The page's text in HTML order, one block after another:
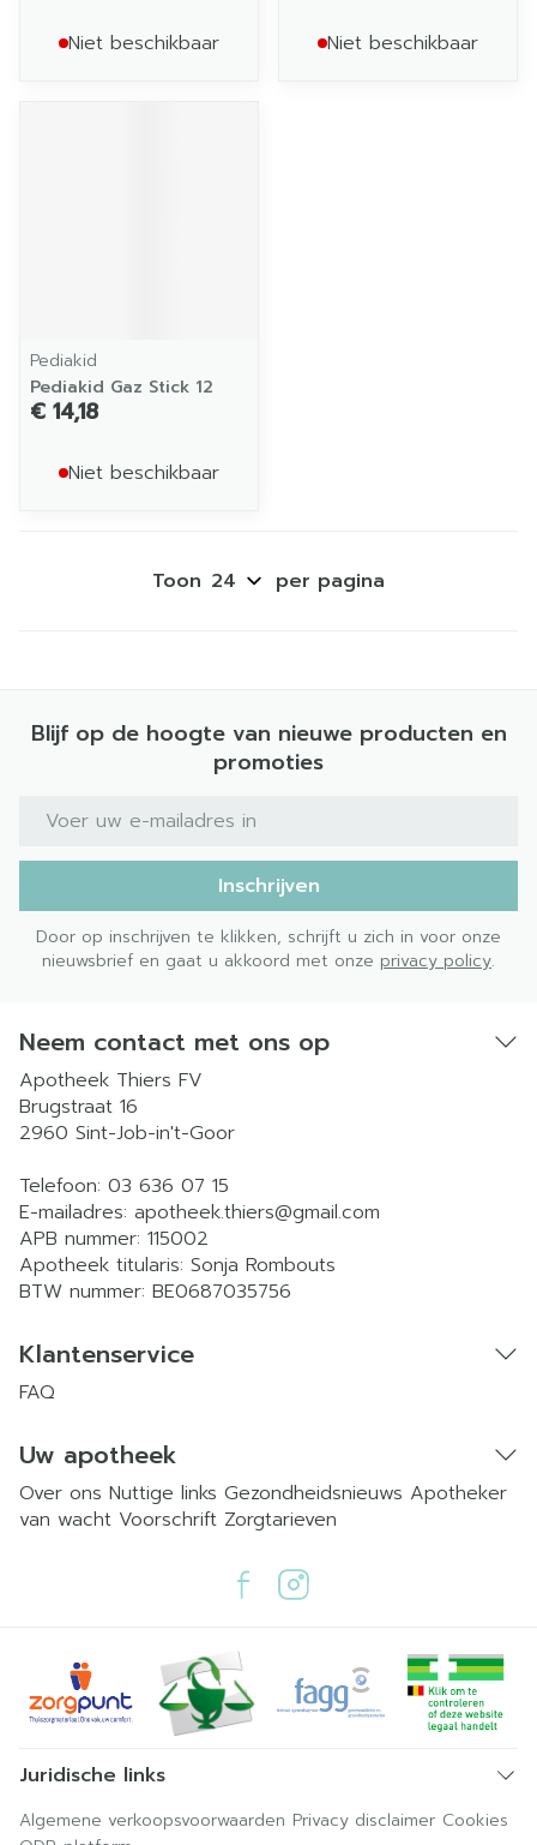
Niet beschikbaar Niet beschikbaar
Pediakid
Pediakid Gaz Stick 12
€ 14,18
Niet beschikbaar
Toon per pagina
Blijf op de hoogte van nieuwe producten en
promoties
E-mail adres
Inschrijven
Door op inschrijven te klikken, schrijft u zich in voor onze
nieuwsbrief en gaat u akkoord met onze privacy policy.
Neem contact met ons op
Apotheek Thiers FV
Brugstraat 16
2960 Sint-Job-in't-Goor
Telefoon: 03 636 07 15
E-mailadres: apotheek.thiers@gmail.com
APB nummer: 115002
Apotheek titularis: Sonja Rombouts
BTW nummer: BE0687035756
Klantenservice
FAQ
Uw apotheek
Over ons Nuttige links Gezondheidsnieuws Apotheker
van wacht Voorschrift Zorgtarieven
Juridische links
Algemene verkoopsvoorwaarden Privacy disclaimer Cookies